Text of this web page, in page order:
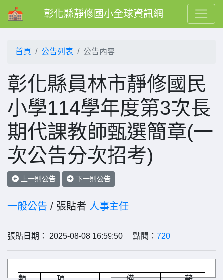
彰化縣靜修國小全球資訊網
首頁 公告列表 公告內容
彰化縣員林市靜修國民
小學114學年度第3次長
期代課教師甄選簡章(一
次公告分次招考)
上一則公告 下一則公告
一般公告 / 張貼者 人事主任
張貼日期： 2025-08-08 16:59:50 點閱： 720
類
項
備
薪